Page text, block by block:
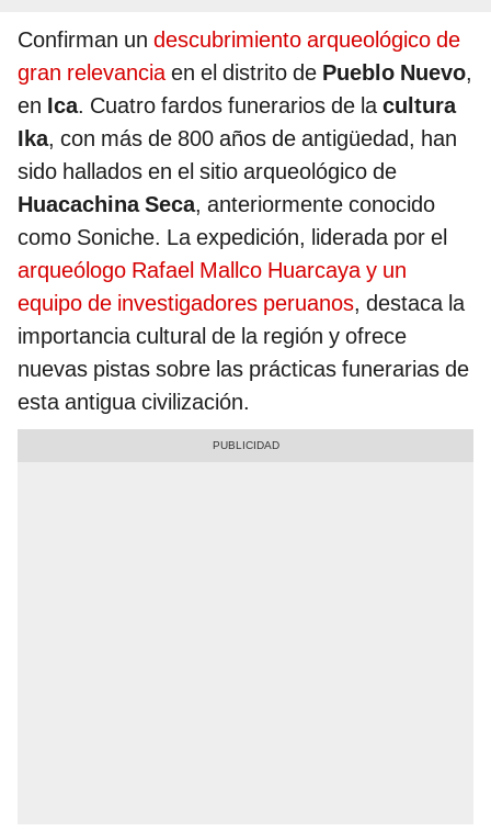
Confirman un descubrimiento arqueológico de
gran relevanciaen el distrito de Pueblo Nuevo,
en Ica. Cuatro fardos funerarios de lacultura
Ika, con más de 800 años de antigüedad, han
sido hallados en el sitio arqueológico de
Huacachina Seca, anteriormente conocido
como Soniche. La expedición, liderada por el
arqueólogo Rafael Mallco Huarcaya y un
equipo de investigadores peruanos, destaca la
importancia cultural de la región y ofrece
nuevas pistas sobre las prácticas funerarias de
esta antigua civilización.